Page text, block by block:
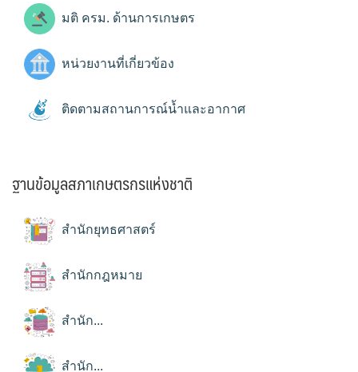
มติ ครม. ด้านการเกษตร
หน่วยงานที่เกี่ยวข้อง
ติดตามสถานการณ์น้ำและอากาศ
ฐานข้อมูลสภาเกษตรกรแห่งชาติ
สำนักยุทธศาสตร์
สำนักกฎหมาย
สำนัก...
สำนัก...